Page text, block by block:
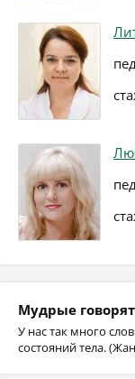
Мудрые говорят
У нас так много
состояний тела.